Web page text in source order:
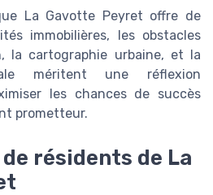
La Gavotte Peyret offre de
immobilières, les obstacles
la cartographie urbaine, et la
méritent une réflexion
les chances de succès
prometteur.
résidents de La